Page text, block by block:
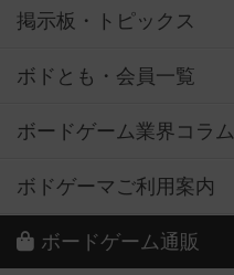
掲示板・トピックス
ボドとも・会員一覧
ボードゲーム業界コラム
ボドゲーマご利用案内
ボードゲーム通販